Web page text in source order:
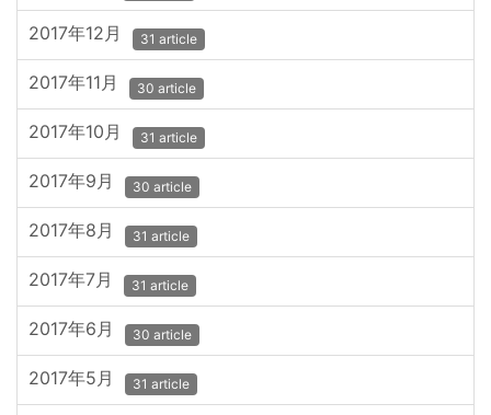
2017年12月 31 article
2017年11月 30 article
2017年10月 31 article
2017年9月 30 article
2017年8月 31 article
2017年7月 31 article
2017年6月 30 article
2017年5月 31 article